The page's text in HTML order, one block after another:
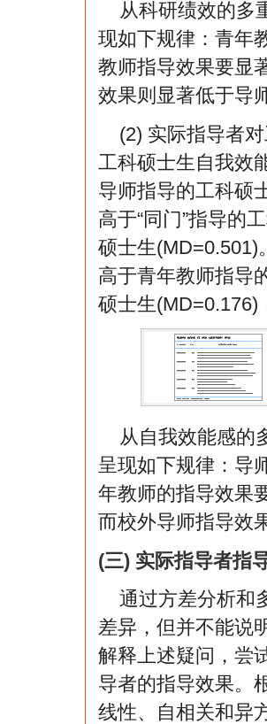
从科研绩效的多
现如下规律：青年
教师指导效果要显
效果则显著低于导
(2) 实际指导者
工科硕士生自我效
导师指导的工科硕
高于“同门”指导的
硕士生(MD=0.501)
高于青年教师指导
硕士生(MD=0.176)
从自我效能感的
呈现如下规律：导
年教师的指导效果
而校外导师指导效
(三) 实际指导者指
通过方差分析和
差异，但并不能说
解释上述疑问，尝
导者的指导效果。
线性、自相关和异